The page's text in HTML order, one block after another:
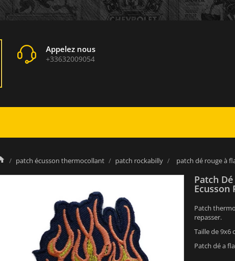
Appelez nous
+33632009054
patch écusson thermocollant patch rockabilly patch dé rouge à
Patch
Ecusson
Patch
repasser.
Taille de 9x6
Patch dé a